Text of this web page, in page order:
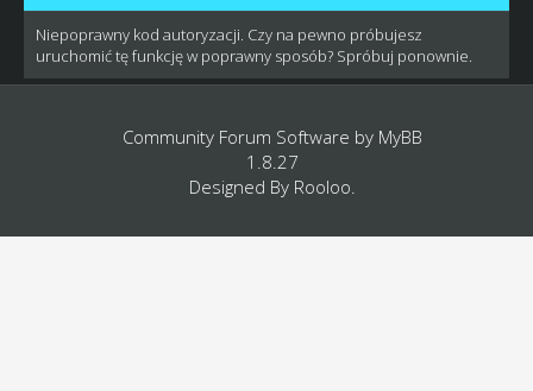
Niepoprawny kod autoryzacji. Czy na pewno próbujesz
uruchomić tę funkcję w poprawny sposób? Spróbuj ponownie.
Community Forum Software by MyBB
1.8.27
Designed By Rooloo.